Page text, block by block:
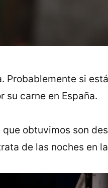
Probablemente si
su carne en España.
que obtuvimos son
de las noches en